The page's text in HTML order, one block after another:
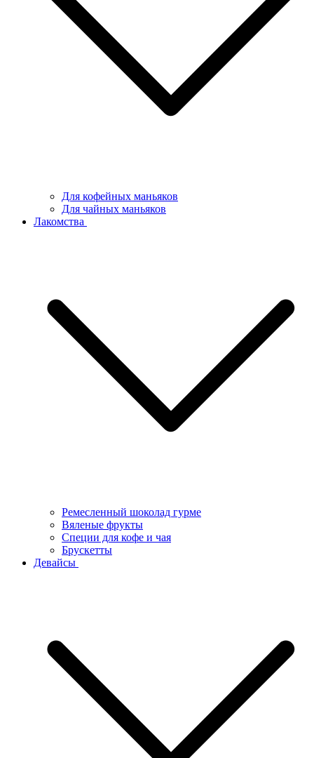
Для кофейных маньяков
Для чайных маньяков
Лакомства
Ремесленный шоколад гурме
Вяленые фрукты
Специи для кофе и чая
Брускетты
Девайсы